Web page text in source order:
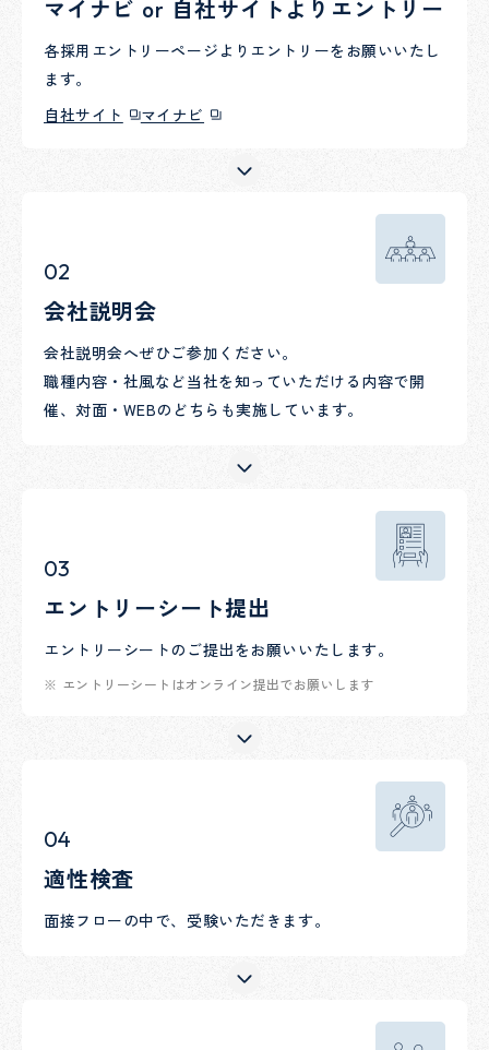
マイナビ or 自社サイトよりエントリー
各採用エントリーページよりエントリーをお願いいたし
ます。
自社サイト
マイナビ
02
会社説明会
会社説明会へぜひご参加ください。
職種内容・社風など当社を知っていただける内容で開
催、対面・WEBのどちらも実施しています。
03
エントリーシート提出
エントリーシートのご提出をお願いいたします。
エントリーシートはオンライン提出でお願いします
04
適性検査
面接フローの中で、受験いただきます。